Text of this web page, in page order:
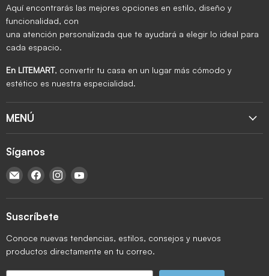
Aquí encontrarás las mejores opciones en estilo, diseño y
funcionalidad, con
una atención personalizada que te ayudará a elegir lo ideal para
cada espacio.
En LITEMART, convertir tu casa en un lugar más cómodo y
estético es nuestra especialidad.
MENÚ
Síganos
Encuéntrenos en Correo electrónico
Encuéntrenos en Facebook
Encuéntrenos en Instagram
Suscríbete
Conoce nuevas tendencias, estilos, consejos y nuevos
productos directamente en tu correo.